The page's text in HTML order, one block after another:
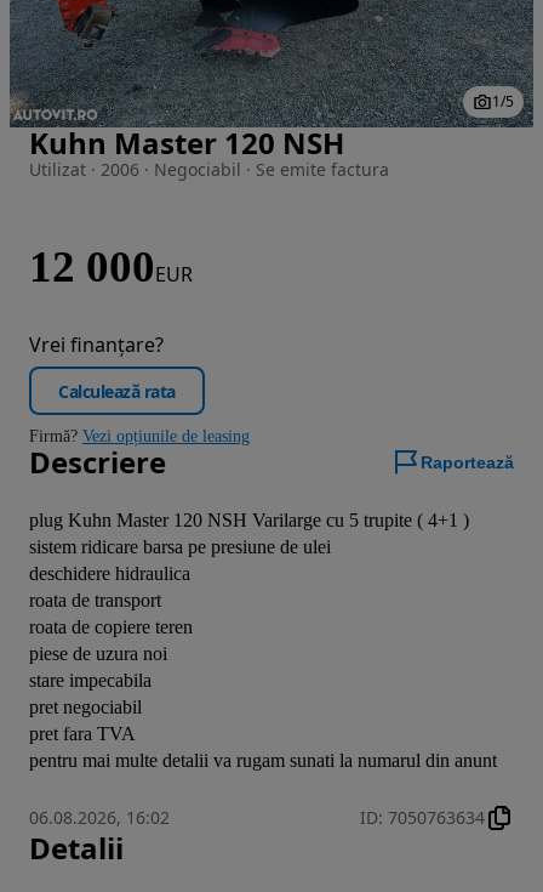
Imaginea 1 din 5
1/5
Kuhn Master 120 NSH
Utilizat · 2006 · Negociabil · Se emite factura
12 000EUR
Vrei finanțare?
Calculează rata
Firmă? Vezi opțiunile de leasing
Descriere Raportează
plug Kuhn Master 120 NSH Varilarge cu 5 trupite ( 4+1 )
sistem ridicare barsa pe presiune de ulei
deschidere hidraulica
roata de transport
roata de copiere teren
piese de uzura noi
stare impecabila
pret negociabil
pret fara TVA
pentru mai multe detalii va rugam sunati la numarul din anunt
06.08.2026, 16:02 ID: 7050763634
Detalii